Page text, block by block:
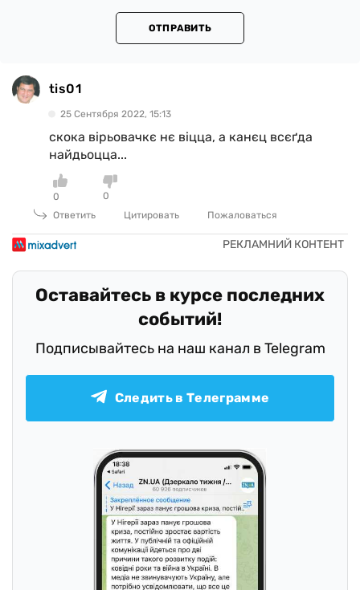
ОТПРАВИТЬ
tis01
25 Сентября 2022, 15:13
скока вірьовачкє нє віцца, а канєц всєґда
найдьоцца...
0
0
Ответить
Цитировать Пожаловаться
Оставайтесь в курсе последних
событий!
Подписывайтесь на наш канал в Telegram
Следить в Телеграмме